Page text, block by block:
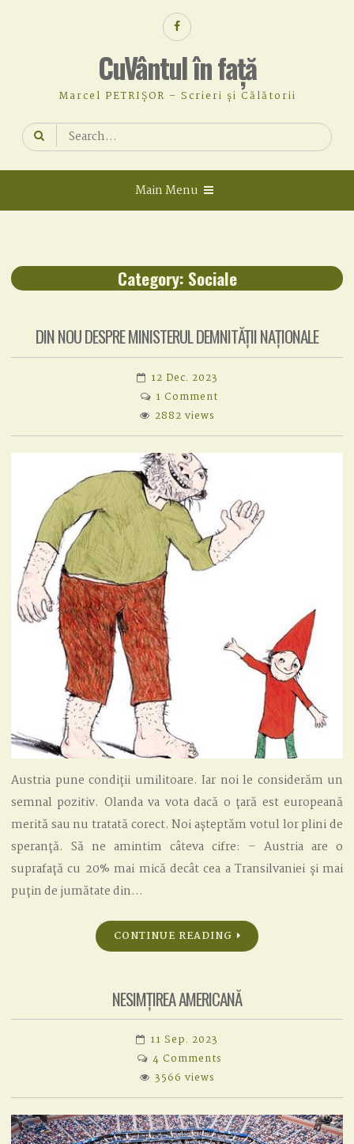
Facebook
CuVântul în față
Marcel PETRIȘOR – Scrieri și Călătorii
Search
for:
Main Menu
Category: Sociale
DIN NOU DESPRE MINISTERUL DEMNITĂȚII NAȚIONALE
12 Dec. 2023
1 Comment
NOU
DESPRE
NAȚIONALE
2882 views
Austria pune condiții umilitoare. Iar noi le considerăm un
semnal pozitiv. Olanda va vota dacă o țară est europeană
merită sau nu tratată corect. Noi așteptăm votul lor plini de
speranță. Să ne amintim câteva cifre: – Austria are o
suprafață cu 20% mai mică decât cea a Transilvaniei și mai
puțin de jumătate din…
CONTINUE READING
NESIMȚIREA AMERICANĂ
11 Sep. 2023
4 Comments
AMERICANĂ
3566 views